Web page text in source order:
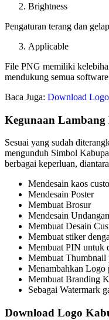
Brightness
Pengaturan terang dan
Applicable
File PNG memiliki
mendukung semua
Baca Juga: Download
Kegunaan
Sesuai yang sudah
mengunduh Simbol
berbagai keperluan,
Mendesain kaos
Mendesain Poster
Membuat Brosur
Mendesain Undangan
Membuat Desain
Membuat stiker
Membuat PIN untuk
Membuat Thumbnail
Menambahkan Logo
Membuat Branding
Sebagai Watermark
Download Logo